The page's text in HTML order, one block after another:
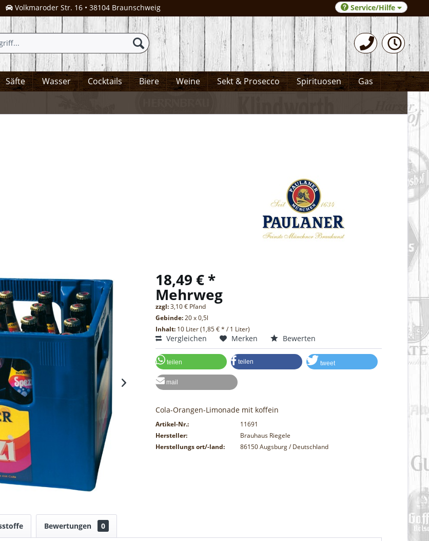
Volkmaroder Str. 16 • 38104 Braunschweig 0531-372066
Service/Hilfe
Säfte Wasser Cocktails Biere Weine Sekt & Prosecco Spirituosen Gas
18,49 € *
Mehrweg
zzgl:3,10 € Pfand
Gebinde:20 x 0,5l
Inhalt: 10 Liter (1,85 € * / 1 Liter)
Vergleichen Merken Bewerten
teilen teilen tweet
mail
Cola-Orangen-Limonade mit koffein
Artikel-Nr.:
11691
Hersteller:
Brauhaus Riegele
Herstellungs ort/-land:
86150 Augsburg / Deutschland
Bewertungen 0